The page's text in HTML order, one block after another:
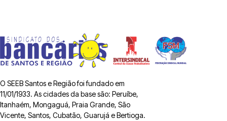
O SEEB Santos e Região foi fundado em
11/01/1933. As cidades da base são: Peruíbe,
Itanhaém, Mongaguá, Praia Grande, São
Vicente, Santos, Cubatão, Guarujá e Bertioga.